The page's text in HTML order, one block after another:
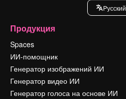
Pусский
Продукция
Spaces
ИИ-помощник
Генератор изображений ИИ
Генератор видео ИИ
Генератор голоса на основе ИИ